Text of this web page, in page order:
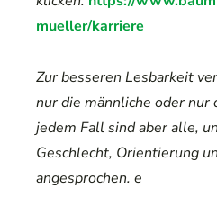
mueller/karriere
Zur besseren Lesbarkeit
nur die männliche oder nur
jedem Fall sind aber alle,
Geschlecht, Orientierung
angesprochen. e